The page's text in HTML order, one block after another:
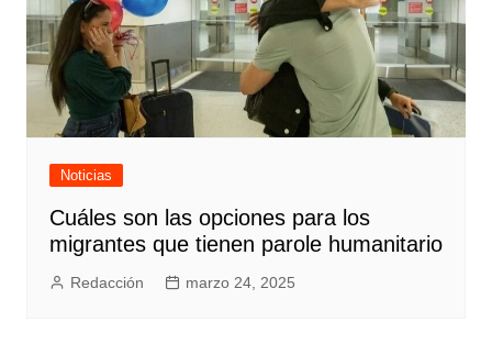
Noticias
Cuáles son las opciones para los
migrantes que tienen parole humanitario
Redacción marzo 24, 2025